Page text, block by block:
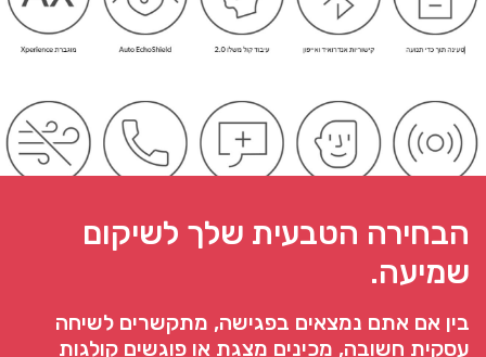
הבחירה הטבעית שלך לשיקום
שמיעה.
בין אם אתם נמצאים בפגישה, מתקשרים לשיחה
עסקית חשובה, מכינים מצגת או פוגשים קולגות